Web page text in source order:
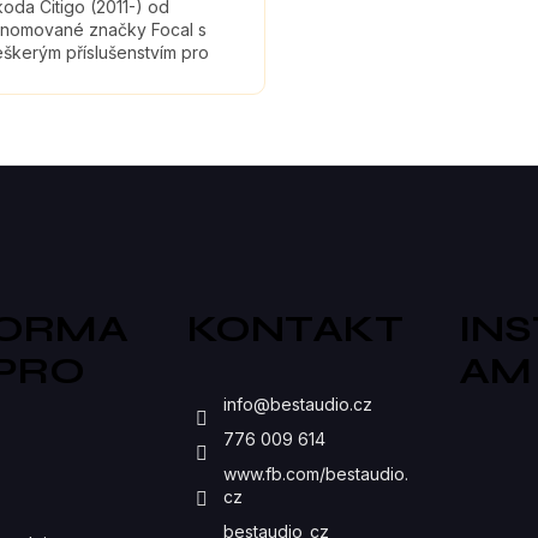
Citigo (2011-) od
značky Focal s
příslušenstvím pro
maximálně zefektivní
D
A
KONTAKT
info@bestaudio.cz
776 009 614
www.fb.com/bestaudio.
cz
bestaudio_cz
AM